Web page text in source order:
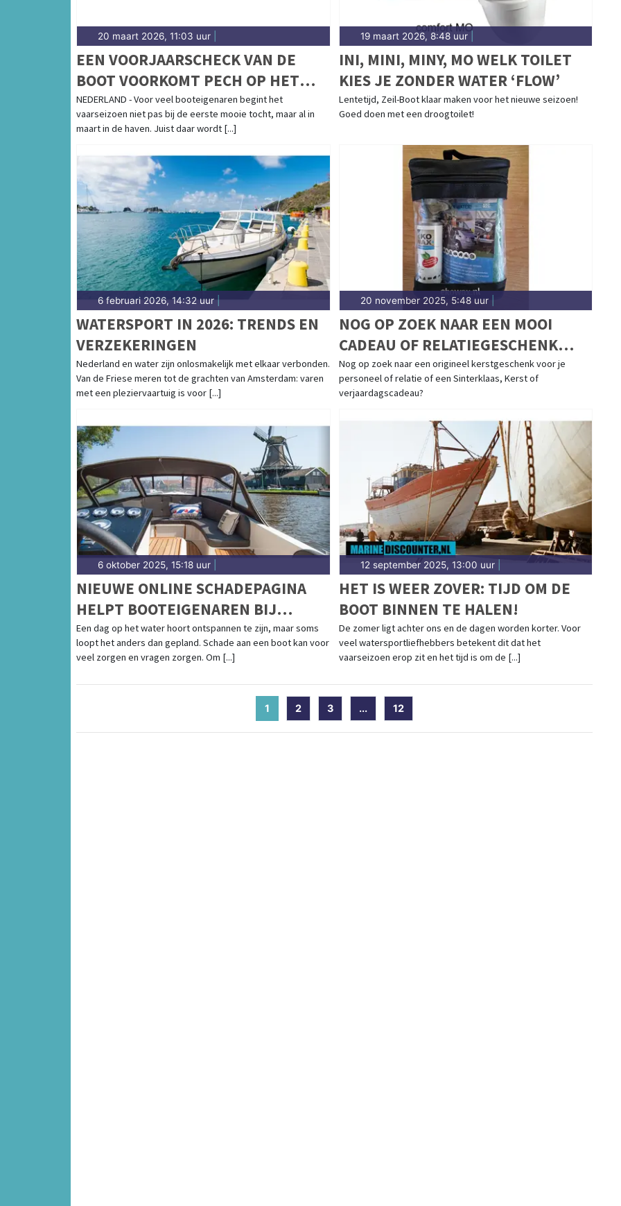
20 maart 2026, 11:03 uur
EEN VOORJAARSCHECK VAN DE
BOOT VOORKOMT PECH OP HET
WATER
NEDERLAND - Voor veel booteigenaren begint het
vaarseizoen niet pas bij de eerste mooie tocht, maar al in
maart in de haven. Juist daar wordt [...]
19 maart 2026, 8:48 uur|
INI, MINI, MINY, MO WELK TOILET
KIES JE ZONDER WATER ‘FLOW’
Lentetijd, Zeil-Boot klaar maken voor het nieuwe seizoen!
Goed doen met een droogtoilet!
6 februari 2026, 14:32 uur|
WATERSPORT IN 2026: TRENDS EN
VERZEKERINGEN
Nederland en water zijn onlosmakelijk met elkaar verbonden.
Van de Friese meren tot de grachten van Amsterdam: varen
met een pleziervaartuig is voor [...]
20 november 2025, 5:48 uur|
NOG OP ZOEK NAAR EEN MOOI
CADEAU OF RELATIEGESCHENK
VOOR DE FEESTDAGEN?
Nog op zoek naar een origineel kerstgeschenk voor je
personeel of relatie of een Sinterklaas, Kerst of
verjaardagscadeau?
6 oktober 2025, 15:18 uur
NIEUWE ONLINE SCHADEPAGINA
HELPT BOOTEIGENAREN BIJ
SCHADEAFHANDELING
Een dag op het water hoort ontspannen te zijn, maar soms
loopt het anders dan gepland. Schade aan een boot kan voor
veel zorgen en vragen zorgen. Om [...]
12 september 2025, 13:00 uur|
HET IS WEER ZOVER: TIJD OM DE
BOOT BINNEN TE HALEN!
De zomer ligt achter ons en de dagen worden korter. Voor
veel watersportliefhebbers betekent dit dat het
vaarseizoen erop zit en het tijd is om de [...]
1 (current)
2 3 ... 12